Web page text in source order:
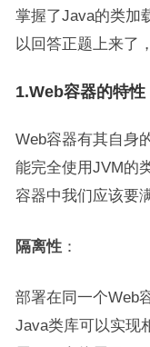
掌握了Java的类加
以回答正题上来了
1.Web容器的特性
Web容器有其自身
能完全使用JVM的
容器中我们应该要
隔离性：
部署在同一个Web
Java类库可以实现